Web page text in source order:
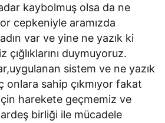
kaybolmuş olsa da ne
cepkeniyle aramızda
var ve yine ne yazık ki
çığlıklarını duymuyoruz.
sistem ve ne yazık
sahip çıkmıyor fakat
harekete geçmemiz ve
birliği ile mücadele